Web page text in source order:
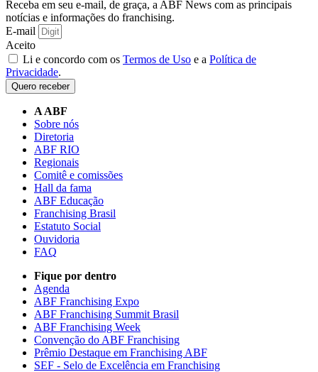
Receba em seu e-mail, de graça, a ABF News com as principais
notícias e informações do franchising.
E-mail
Aceito
Li e concordo com os Termos de Uso e a Política de
Privacidade.
Quero receber
A ABF
Sobre nós
Diretoria
ABF RIO
Regionais
Comitê e comissões
Hall da fama
ABF Educação
Franchising Brasil
Estatuto Social
Ouvidoria
FAQ
Fique por dentro
Agenda
ABF Franchising Expo
ABF Franchising Summit Brasil
ABF Franchising Week
Convenção do ABF Franchising
Prêmio Destaque em Franchising ABF
SEF - Selo de Excelência em Franchising